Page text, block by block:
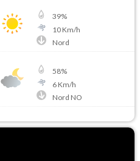
39%
10Km/h
Nord
58%
6Km/h
Nord NO